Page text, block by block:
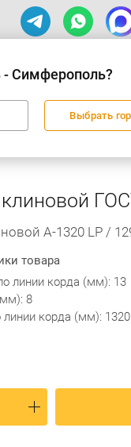
- Симферополь?
Выбрать
А-1320 LP /
товара
линии корда (мм): 13
8
линии корда (мм): 1320